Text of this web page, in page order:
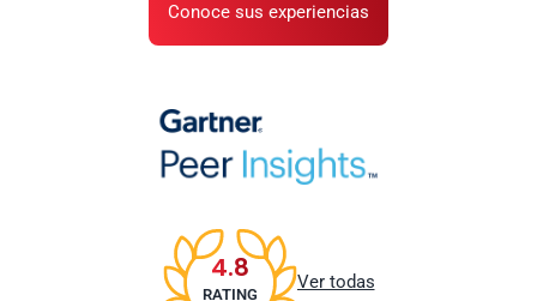
Conoce sus experiencias
4.8
RATING
Ver todas